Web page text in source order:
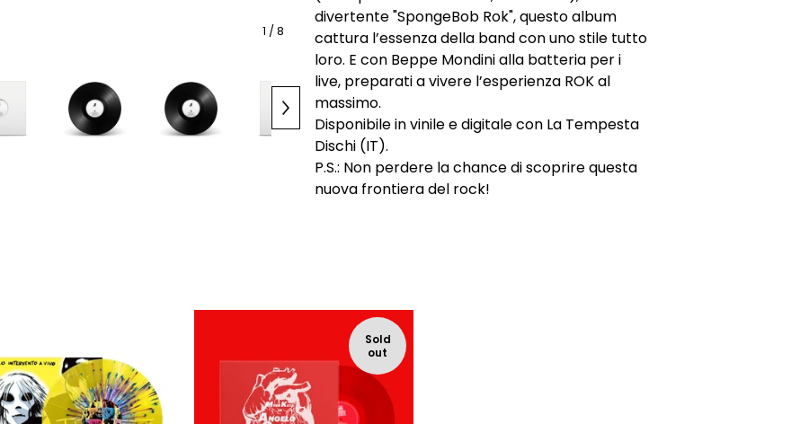
1 / 8
divertente "SpongeBob Rok", questo album
cattura l’essenza della band con uno stile tutto
loro. E con Beppe Mondini alla batteria per i
live, preparati a vivere l’esperienza ROK al
massimo.
Disponibile in vinile e digitale con La Tempesta
Dischi (IT).
P.S.: Non perdere la chance di scoprire questa
nuova frontiera del rock!
Sold
out